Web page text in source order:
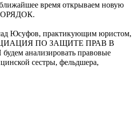
время открываем новую
Юсуфов, практикующим юристом,
ПО ЗАЩИТЕ ПРАВ В
анализировать правовые
сестры, фельдшера,